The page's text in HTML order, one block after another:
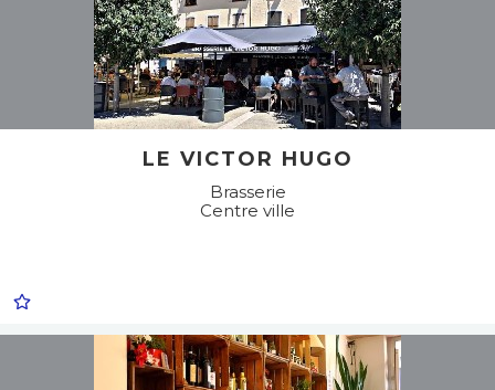
LE VICTOR HUGO
Brasserie
Centre ville